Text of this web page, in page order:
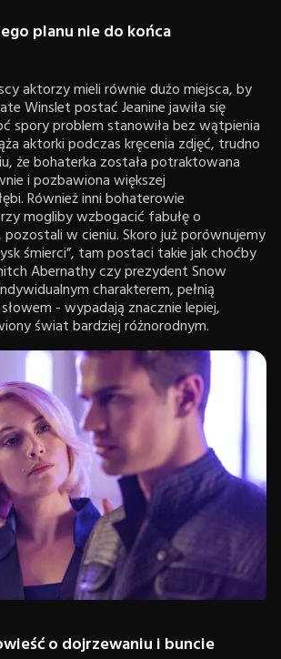
planu nie do końca
aktorzy mieli równie dużo miejsca, by
Winslet postać Jeanine jawiła się
spory problem stanowiła bez wątpienia
aktorki podczas kręcenia zdjęć, trudno
że bohaterka została potraktowana
i pozbawiona większej
Również inni bohaterowie
mogliby wzbogacić fabułę o
w cieniu. Skoro już porównujemy
śmierci”, tam postaci takie jak choćby
Abernathy czy prezydent Snow
charakterem, pełnią
- wypadają znacznie lepiej,
świat bardziej różnorodnym.
o dojrzewaniu i buncie